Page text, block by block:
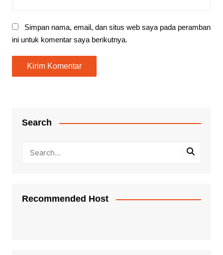
Simpan nama, email, dan situs web saya pada peramban
ini untuk komentar saya berikutnya.
Search
Recommended Host